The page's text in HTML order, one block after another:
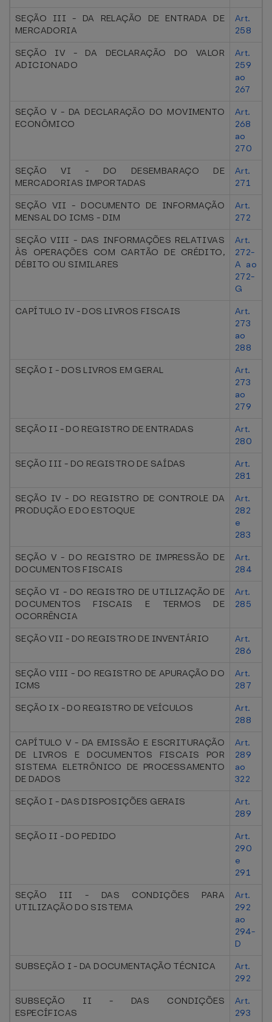
SEÇÃO III - DA RELAÇÃO DE ENTRADA DE
MERCADORIA
Art.
258
SEÇÃO IV - DA DECLARAÇÃO DO VALOR
ADICIONADO
Art.
259
ao
267
SEÇÃO V - DA DECLARAÇÃO DO MOVIMENTO
ECONÔMICO
Art.
268
ao
270
SEÇÃO VI - DO DESEMBARAÇO DE
MERCADORIAS IMPORTADAS
Art.
271
SEÇÃO VII - DOCUMENTO DE INFORMAÇÃO
MENSAL DO ICMS - DIM
Art.
272
SEÇÃO VIII - DAS INFORMAÇÕES RELATIVAS
ÀS OPERAÇÕES COM CARTÃO DE CRÉDITO,
DÉBITO OU SIMILARES
Art.
272-
A ao
272-
G
CAPÍTULO IV - DOS LIVROS FISCAIS
Art.
273
ao
288
SEÇÃO I - DOS LIVROS EM GERAL
Art.
273
ao
279
SEÇÃO II - DO REGISTRO DE ENTRADAS
Art.
280
SEÇÃO III - DO REGISTRO DE SAÍDAS
Art.
281
SEÇÃO IV - DO REGISTRO DE CONTROLE DA
PRODUÇÃO E DO ESTOQUE
Art.
282
e
283
SEÇÃO V - DO REGISTRO DE IMPRESSÃO DE
DOCUMENTOS FISCAIS
Art.
284
SEÇÃO VI - DO REGISTRO DE UTILIZAÇÃO DE
DOCUMENTOS FISCAIS E TERMOS DE
OCORRÊNCIA
Art.
285
SEÇÃO VII - DO REGISTRO DE INVENTÁRIO
Art.
286
SEÇÃO VIII - DO REGISTRO DE APURAÇÃO DO
ICMS
Art.
287
SEÇÃO IX - DO REGISTRO DE VEÍCULOS
Art.
288
CAPÍTULO V - DA EMISSÃO E ESCRITURAÇÃO
DE LIVROS E DOCUMENTOS FISCAIS POR
SISTEMA ELETRÔNICO DE PROCESSAMENTO
DE DADOS
Art.
289
ao
322
SEÇÃO I - DAS DISPOSIÇÕES GERAIS
Art.
289
SEÇÃO II - DO PEDIDO
Art.
290
e
291
SEÇÃO III - DAS CONDIÇÕES PARA
UTILIZAÇÃO DO SISTEMA
Art.
292
ao
294-
D
SUBSEÇÃO I - DA DOCUMENTAÇÃO TÉCNICA
Art.
292
SUBSEÇÃO II - DAS CONDIÇÕES
ESPECÍFICAS
Art.
293